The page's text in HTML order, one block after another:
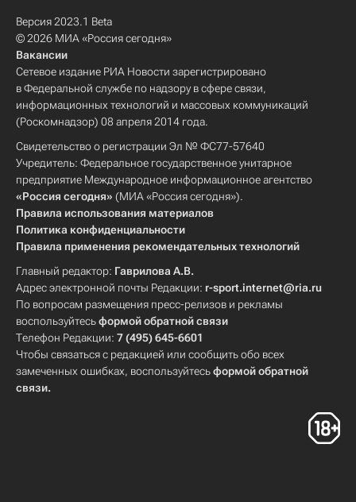
Версия 2023.1 Beta
© 2026 МИА «Россия сегодня»
Вакансии
Сетевое издание РИА Новости зарегистрировано
в Федеральной службе по надзору в сфере связи,
информационных технологий и массовых коммуникаций
(Роскомнадзор) 08 апреля 2014 года.
Свидетельство о регистрации Эл № ФС77-57640
Учредитель: Федеральное государственное унитарное
предприятие Международное информационное агентство
«Россия сегодня» (МИА «Россия сегодня»).
Правила использования материалов
Политика конфиденциальности
Правила применения рекомендательных технологий
Главный редактор: Гаврилова А.В.
Адрес электронной почты Редакции: r-sport.internet@ria.ru
По вопросам размещения пресс-релизов и рекламы
воспользуйтесьформой обратной связи
Телефон Редакции: 7 (495) 645-6601
Чтобы связаться с редакцией или сообщить обо всех
замеченных ошибках, воспользуйтесьформой обратной
связи.